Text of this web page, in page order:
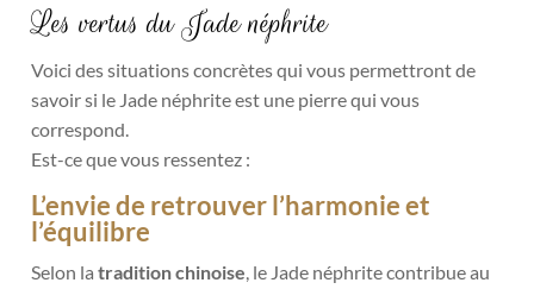
Les vertus du Jade néphrite
Voici des situations concrètes qui vous permettront de
savoir si le Jade néphrite est une pierre qui vous
correspond.
Est-ce que vous ressentez :
L’envie de retrouver l’harmonie et
l’équilibre
Selon latradition chinoise, le Jade néphrite contribue au